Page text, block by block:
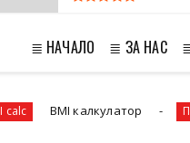
≣ НАЧАЛО ≣ ЗА НАС
BMI калкулатор